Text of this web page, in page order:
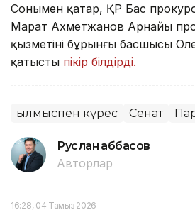
Сонымен қатар, ҚР Бас
Марат Ахметжанов Арнайы
қызметінің бұрынғы басшысы
қатысты пікір білдірді.
Қылмыспен күрес Сенат
Руслан Ғаббасов
Авторлар
16:28, 04 Тамыз 2026